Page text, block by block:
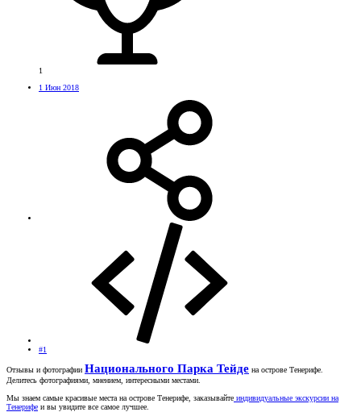
1
1 Июн 2018
#1
Отзывы и фотографии Национального Парка Тейде на острове Тенерифе.
Делитесь фотографиями, мнением, интересными местами.
Мы знаем самые красивые места на острове Тенерифе, заказывайте индивидуальные экскурсии на
Тенерифе и вы увидите все самое лучшее.